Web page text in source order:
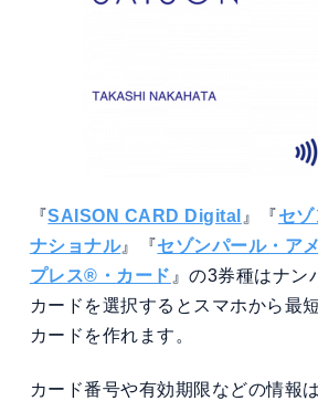
『SAISON CARD Digital 』『セ
ナショナル』『セゾンパール・ア
プレス®・カード 』の3券種はナン
カードを選択するとスマホから最
カードを作れます。
カード番号や有効期限などの情報